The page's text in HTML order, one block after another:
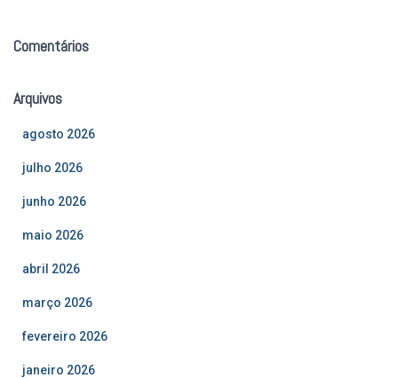
Comentários
Arquivos
agosto 2026
julho 2026
junho 2026
maio 2026
abril 2026
março 2026
fevereiro 2026
janeiro 2026